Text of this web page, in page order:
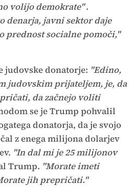
volijo demokrate".
denarja, javni sektor daje
prednost socialne pomoči,"
judovske donatorje: "Edino,
judovskim prijateljem, je, da
da začnejo voliti
se je Trump pohvalil
donatorja, da je svojo
z enega milijona dolarjev
"In dal mi je 25 milijonov
Trump. "Morate imeti
jih prepričati."